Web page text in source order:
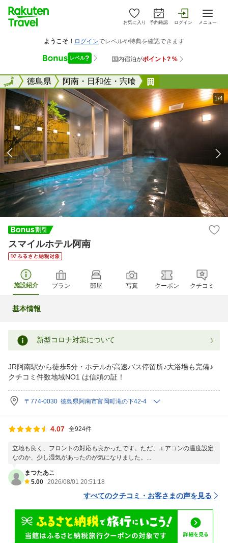
お気に入り 予約確認 ログイン メニュー
全国徳島県 阿南・日和佐・宍喰
全国
1/4
スマイルホテル阿南
施設紹介 プラン 部屋 写真 クーポン クチコミ
基本情報
新型コロナ対策について
JR阿南駅から徒歩5分・ホテルが高速バス停留所♪大浴場も完備♪
クチコミ件数地域NO1 は信頼の証！
〒774-0030 徳島県阿南市富岡町滝の下42-4
4.07 全924件
立地も良く、フロントの対応も良かったです。ただ、エアコンの温度設定
なのか、少し湿気があったのが気になりました。...
まつたあこ
5.00 2026/08/01 20:51:18
すべてのクチコミ・お客さまの声を見る